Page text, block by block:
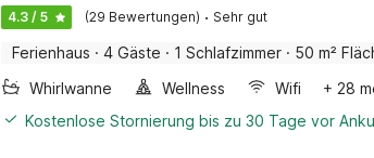
4.3 / 5 (29 Bewertungen) · Sehr gut
Ferienhaus · 4 Gäste · 1 Schlafzimmer · 50 m²
Whirlwanne
Wellness Wifi
+ 28
Kostenlose Stornierung bis zu 30 Tage vor